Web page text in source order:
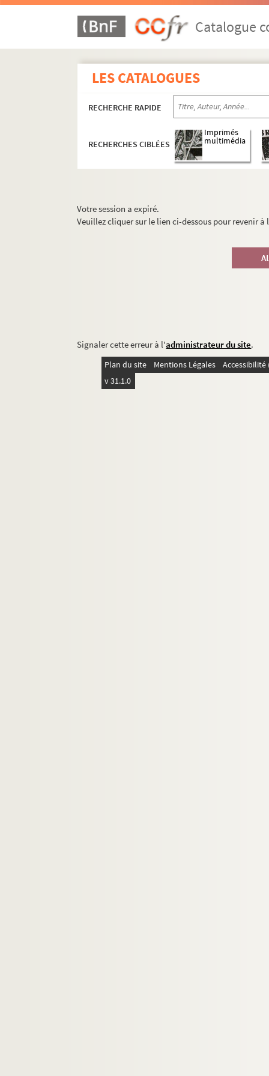
Catalogue
LES CATALOGUES
RECHERCHE RAPIDE
RECHERCHES CIBLÉES
Imprimés
multimédia
Votre session a expiré.
Veuillez cliquer sur le lien ci-dessous pour revenir
Signaler cette erreur à l'administrateur du site.
Plan du site Mentions Légales
v 31.1.0